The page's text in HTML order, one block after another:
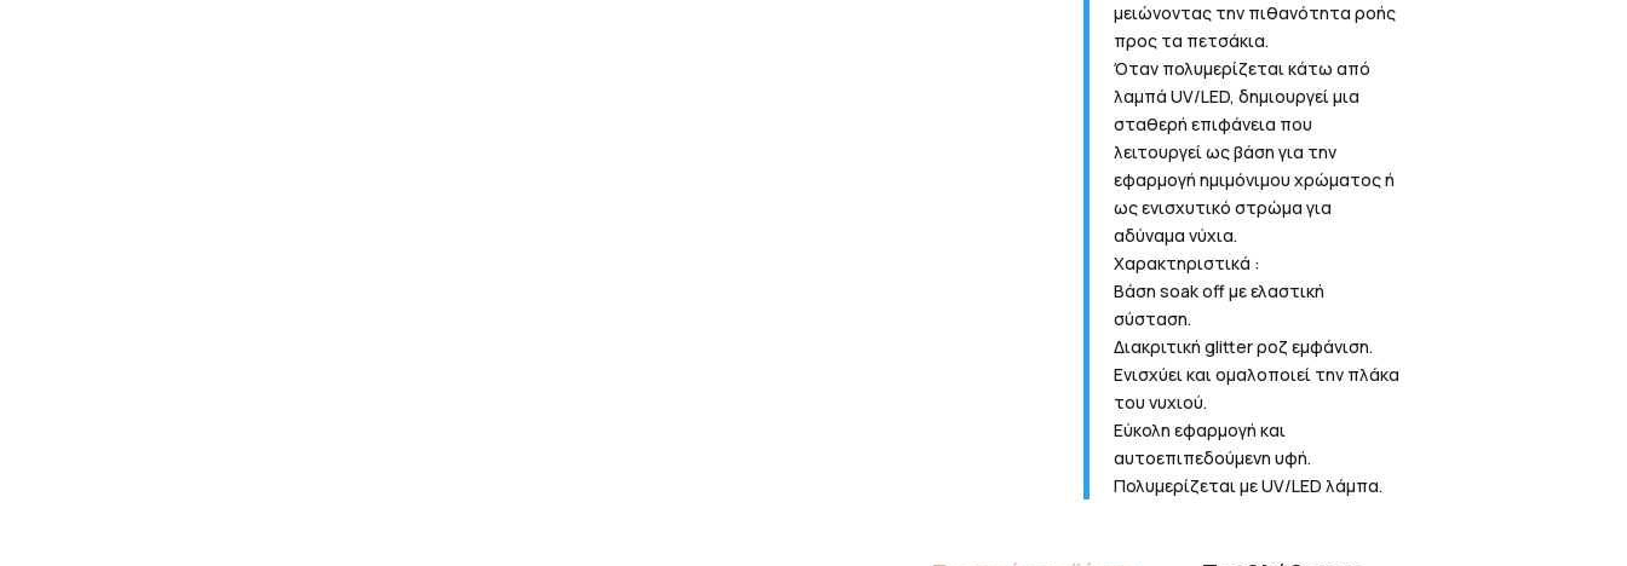
μειώνοντας την πιθανότητα ροής
προς τα πετσάκια.
Όταν πολυμερίζεται κάτω από
λαμπά UV/LED, δημιουργεί μια
σταθερή επιφάνεια που
λειτουργεί ως βάση για την
εφαρμογή ημιμόνιμου χρώματος ή
ως ενισχυτικό στρώμα για
αδύναμα νύχια.
Χαρακτηριστικά :
Βάση soak off με ελαστική
σύσταση.
Διακριτική glitter ροζ εμφάνιση.
Ενισχύει και ομαλοποιεί την πλάκα
του νυχιού.
Εύκολη εφαρμογή και
αυτοεπιπεδούμενη υφή.
Πολυμερίζεται με UV/LED λάμπα.